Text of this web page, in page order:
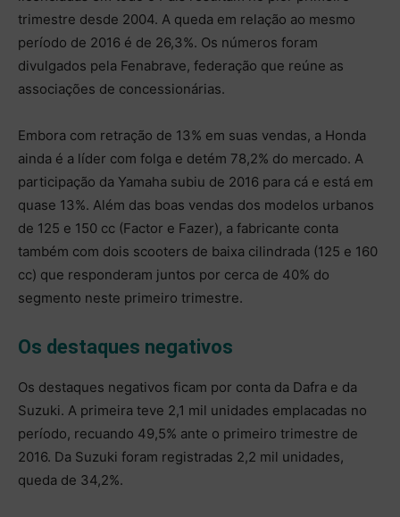
trimestre desde 2004. A queda em relação ao mesmo
período de 2016 é de 26,3%. Os números foram
divulgados pela Fenabrave, federação que reúne as
associações de concessionárias.
Embora com retração de 13% em suas vendas, a Honda
ainda é a líder com folga e detém 78,2% do mercado. A
participação da Yamaha subiu de 2016 para cá e está em
quase 13%. Além das boas vendas dos modelos urbanos
de 125 e 150 cc (Factor e Fazer), a fabricante conta
também com dois scooters de baixa cilindrada (125 e 160
cc) que responderam juntos por cerca de 40% do
segmento neste primeiro trimestre.
Os destaques negativos
Os destaques negativos ficam por conta da Dafra e da
Suzuki. A primeira teve 2,1 mil unidades emplacadas no
período, recuando 49,5% ante o primeiro trimestre de
2016. Da Suzuki foram registradas 2,2 mil unidades,
queda de 34,2%.